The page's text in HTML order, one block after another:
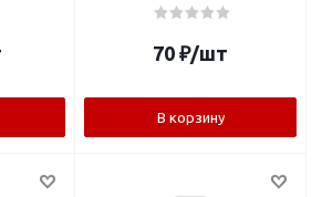
70 ₽/шт
В корзину